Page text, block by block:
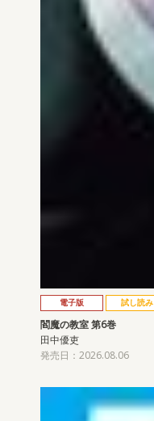
電子版 試し読み
閻魔の教室 第6巻
田中優吏
発売日：2026.08.06